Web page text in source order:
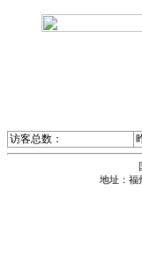
访客总数：
地址：福